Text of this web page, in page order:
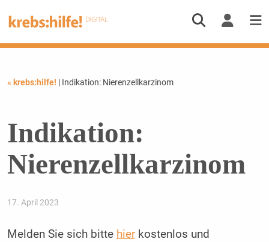
« krebs:hilfe! | Indikation: Nierenzellkarzinom
Indikation:
Nierenzellkarzinom
17. April 2023
Melden Sie sich bitte hierkostenlos und